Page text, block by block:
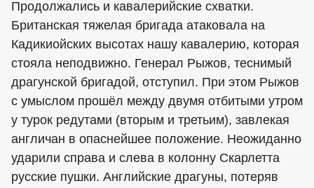
Продолжались и кавалерийские схватки.
Британская тяжелая бригада атаковала на
Кадикиойских высотах нашу кавалерию, которая
стояла неподвижно. Генерал Рыжов, теснимый
драгунской бригадой, отступил. При этом Рыжов
с умыслом прошёл между двумя отбитыми утром
у турок редутами (вторым и третьим), завлекая
англичан в опаснейшее положение. Неожиданно
ударили справа и слева в колонну Скарлетта
русские пушки. Английские драгуны, потеряв